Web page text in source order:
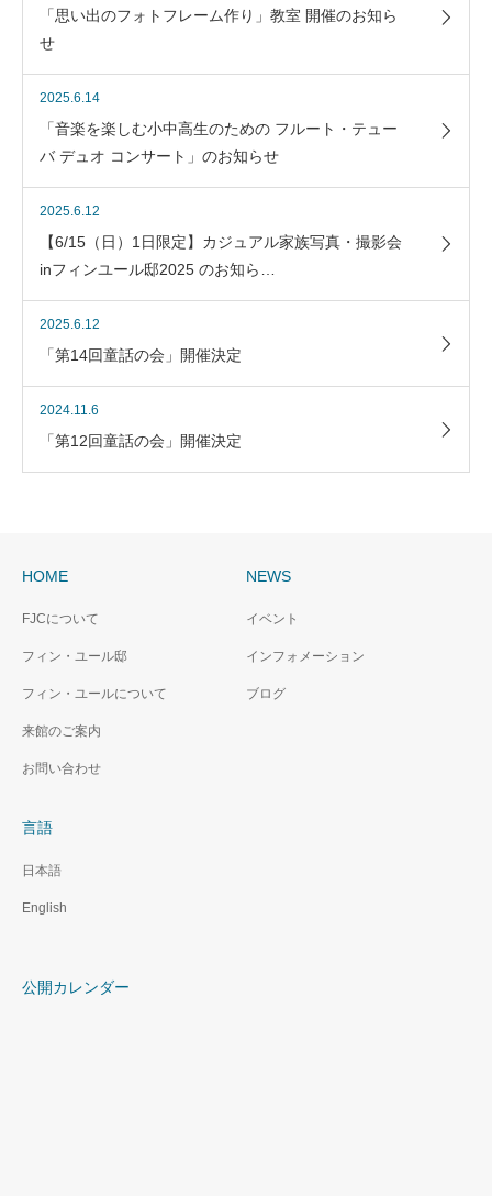
「思い出のフォトフレーム作り」教室 開催のお知ら
せ
2025.6.14
「音楽を楽しむ小中高生のための フルート・テュー
バ デュオ コンサート」のお知らせ
2025.6.12
【6/15（日）1日限定】カジュアル家族写真・撮影会
inフィンユール邸2025 のお知ら…
2025.6.12
「第14回童話の会」開催決定
2024.11.6
「第12回童話の会」開催決定
HOME
FJCについて
フィン・ユール邸
フィン・ユールについて
来館のご案内
お問い合わせ
NEWS
イベント
インフォメーション
ブログ
言語
日本語
English
公開カレンダー